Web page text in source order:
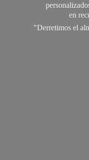
en
"Derretimos el